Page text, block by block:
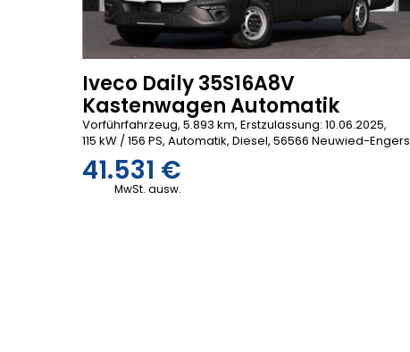
Iveco Daily 35S16A8V
Kastenwagen Automatik
Vorführfahrzeug, 5.893 km, Erstzulassung: 10.06.2025,
115 kW / 156 PS, Automatik, Diesel, 56566 Neuwied-Engers
41.531 €
MwSt. ausw.